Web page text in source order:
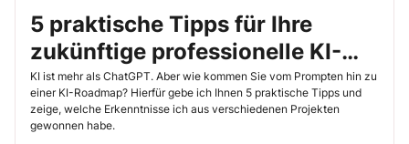
5 praktische Tipps für Ihre
zukünftige professionelle KI-
Einkaufs-Roadmap
KI ist mehr als ChatGPT. Aber wie kommen Sie vom Prompten hin zu
einer KI-Roadmap? Hierfür gebe ich Ihnen 5 praktische Tipps und
zeige, welche Erkenntnisse ich aus verschiedenen Projekten
gewonnen habe.